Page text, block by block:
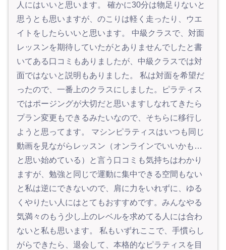
人にはいいと思います。 確かに30分は物足りないと
思うとも思いますが、のこりは軽く走ったり、ウエ
イトをしたらいいと思います。 中級クラスで、対面
レッスンを期待していたがとありませんでしたと書
いてある口コミもありましたが、中級クラスでは対
面ではないと説明もありました。 私は対面を希望だ
ったので、一番上のクラスにしました。ピラティス
ではポージングが大切だと思いますしなれてきたら
プラン変更もできるみたいなので、そちらに移行し
ようと思ってます。 マシンピラティスはいつも同じ
動画を見ながらレッスン（オンラインでいいかも…
と思い始めている）と言う口コミも気持ちはわかり
ますが、勉強と同じで運動に集中できる空間もない
と私は逆にできないので、肩に力をいれずに、ゆる
くやりたい人にはとてもおすすめです。みんなやる
気満々のもう少し上のレベルを求めてる人には合わ
ないと私も思います。 私もいずれここで、手慣らし
がらできたら、退会して、本格的なピラティスを目